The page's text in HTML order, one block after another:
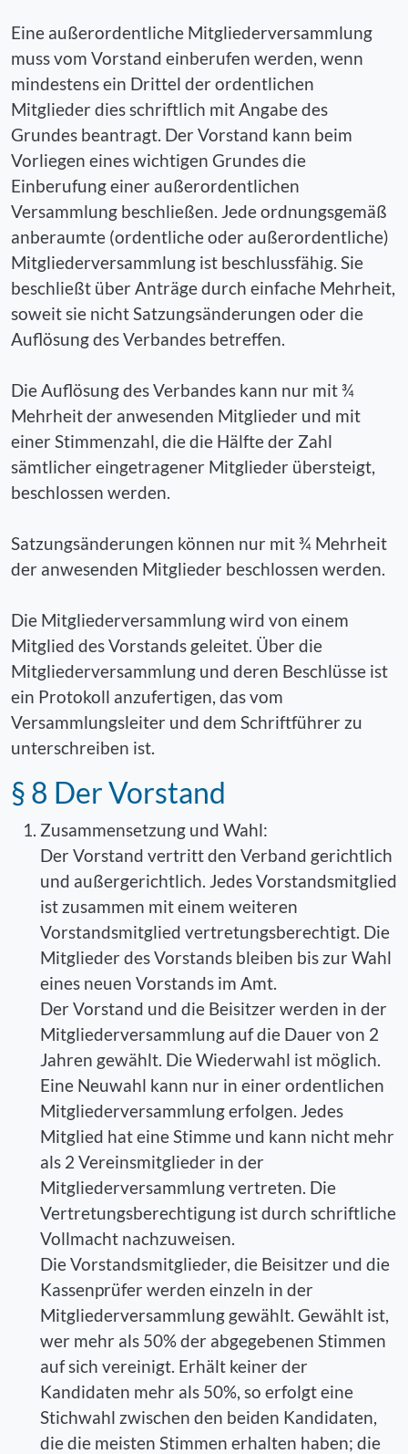
Eine außerordentliche Mitgliederversammlung
muss vom Vorstand einberufen werden, wenn
mindestens ein Drittel der ordentlichen
Mitglieder dies schriftlich mit Angabe des
Grundes beantragt. Der Vorstand kann beim
Vorliegen eines wichtigen Grundes die
Einberufung einer außerordentlichen
Versammlung beschließen. Jede ordnungsgemäß
anberaumte (ordentliche oder außerordentliche)
Mitgliederversammlung ist beschlussfähig. Sie
beschließt über Anträge durch einfache Mehrheit,
soweit sie nicht Satzungsänderungen oder die
Auflösung des Verbandes betreffen.
Die Auflösung des Verbandes kann nur mit ¾
Mehrheit der anwesenden Mitglieder und mit
einer Stimmenzahl, die die Hälfte der Zahl
sämtlicher eingetragener Mitglieder übersteigt,
beschlossen werden.
Satzungsänderungen können nur mit ¾ Mehrheit
der anwesenden Mitglieder beschlossen werden.
Die Mitgliederversammlung wird von einem
Mitglied des Vorstands geleitet. Über die
Mitgliederversammlung und deren Beschlüsse ist
ein Protokoll anzufertigen, das vom
Versammlungsleiter und dem Schriftführer zu
unterschreiben ist.
§ 8 Der Vorstand
Zusammensetzung und Wahl:
Der Vorstand vertritt den Verband gerichtlich
und außergerichtlich. Jedes Vorstandsmitglied
ist zusammen mit einem weiteren
Vorstandsmitglied vertretungsberechtigt. Die
Mitglieder des Vorstands bleiben bis zur Wahl
eines neuen Vorstands im Amt.
Der Vorstand und die Beisitzer werden in der
Mitgliederversammlung auf die Dauer von 2
Jahren gewählt. Die Wiederwahl ist möglich.
Eine Neuwahl kann nur in einer ordentlichen
Mitgliederversammlung erfolgen. Jedes
Mitglied hat eine Stimme und kann nicht mehr
als 2 Vereinsmitglieder in der
Mitgliederversammlung vertreten. Die
Vertretungsberechtigung ist durch schriftliche
Vollmacht nachzuweisen.
Die Vorstandsmitglieder, die Beisitzer und die
Kassenprüfer werden einzeln in der
Mitgliederversammlung gewählt. Gewählt ist,
wer mehr als 50% der abgegebenen Stimmen
auf sich vereinigt. Erhält keiner der
Kandidaten mehr als 50%, so erfolgt eine
Stichwahl zwischen den beiden Kandidaten,
die die meisten Stimmen erhalten haben; die